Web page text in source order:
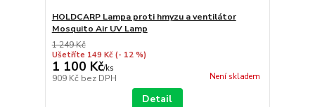
HOLDCARP Lampa proti hmyzu a ventilátor
Mosquito Air UV Lamp
1 249 Kč
Ušetříte 149 Kč (- 12 %)
1 100 Kč/ks
909 Kč bez DPH Není skladem
Detail